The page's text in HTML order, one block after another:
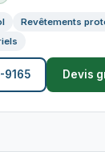
Revêtements
9165 Devis